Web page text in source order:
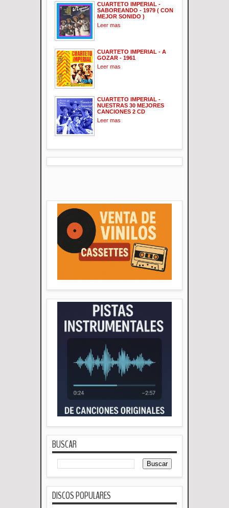
CUARTETO IMPERIAL -
SABOREANDO - 1979 ( CON
MEJOR SONIDO )
Leer mas
CUARTETO IMPERIAL - A
GOZAR - 1961
Leer mas
CUARTETO IMPERIAL -
NUESTRAS 30 MEJORES
CANCIONES 2 CD
Leer mas
BUSCAR
DISCOS POPULARES